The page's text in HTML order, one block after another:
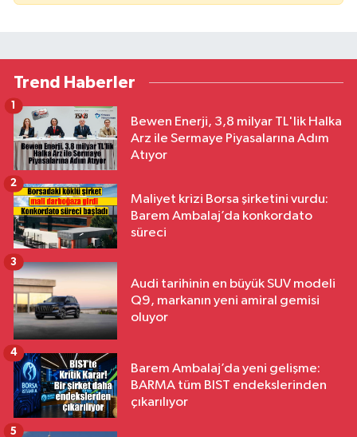
Trend Haberler
Bewen Enerji, 3,8 milyar TL'lik Halka
Arz ile Sermaye Piyasalarına Adım
Atıyor
1
Maliyet krizi Borsa şirketini vurdu:
Barem Ambalaj’da konkordato
süreci
2
Audi tarihinin en büyük SUV modeli
Q9, markanın yeni amiral gemisi
oluyor
3
Barem Ambalaj’da yeni gelişme:
BARMA tüm BIST endekslerinden
çıkarılıyor
4
5